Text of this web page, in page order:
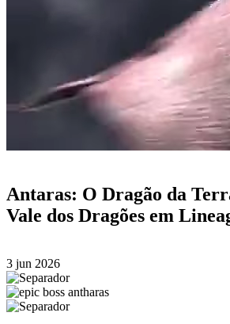
Antaras: O Dragão da
Vale dos Dragões em
3 jun 2026